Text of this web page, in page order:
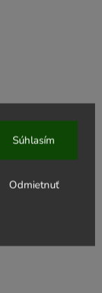
Odmietnuť
Súhlasím